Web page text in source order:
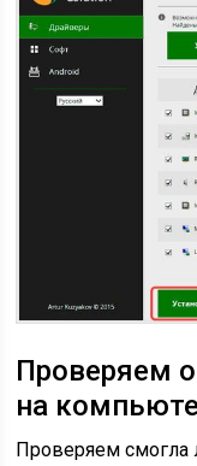
Проверяем
на
Проверяем смогла